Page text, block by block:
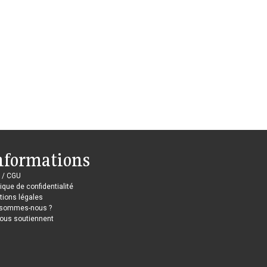
/ CGU
de confidentialité
légales
nous ?
soutiennent